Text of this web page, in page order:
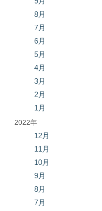
8月
7月
6月
5月
4月
3月
2月
1月
2022年
12月
11月
10月
9月
8月
7月